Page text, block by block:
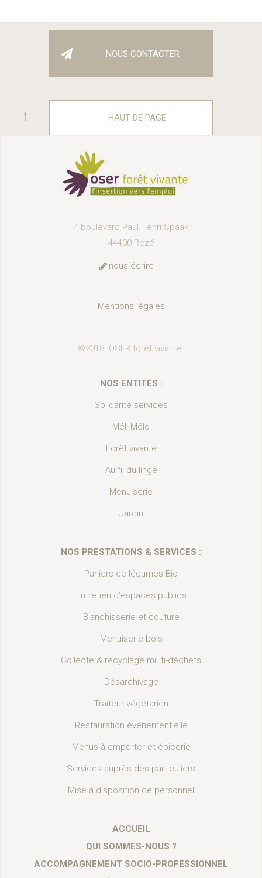
NOUS CONTACTER
HAUT DE PAGE
4 boulevard Paul Henri Spaak
44400 Rezé
nous écrire
Mentions légales
©2018. OSER forêt vivante.
NOS ENTITÉS :
Solidarité services
Méli-Mélo
Forêt vivante
Au fil du linge
Menuiserie
Jardin
NOS PRESTATIONS & SERVICES :
Paniers de légumes Bio
Entretien d’espaces publics
Blanchisserie et couture
Menuiserie bois
Collecte & recyclage multi-déchets
Désarchivage
Traiteur végétarien
Restauration événementielle
Menus à emporter et épicerie
Services auprès des particuliers
Mise à disposition de personnel
ACCUEIL
QUI SOMMES-NOUS ?
ACCOMPAGNEMENT SOCIO-PROFESSIONNEL